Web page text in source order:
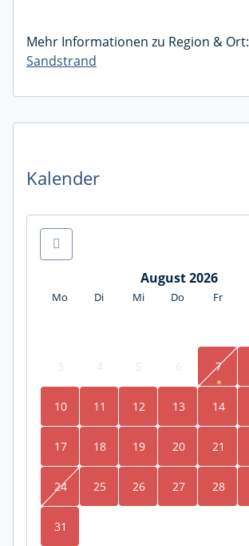
Mehr Informationen zu Region & Ort:
Sandstrand
Kalender
August 2026
Mo Di Mi Do Fr
3 4 5 6 7
10 11 12 13 14
17 18 19 20 21
24 25 26 27 28
31